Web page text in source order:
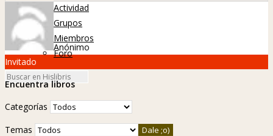
Actividad
Grupos
Miembros
Foro
Anónimo
Invitado
Encuentra libros
Categorías
Temas